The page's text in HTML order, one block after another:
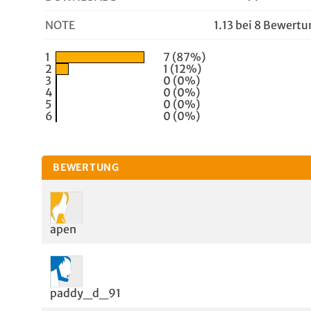
NOTE 1.13 bei 8
1
7 (87%)
2
1 (12%)
3
0 (0%)
4
0 (0%)
5
0 (0%)
6
0 (0%)
BEWERTUNG
apen
paddy_d_91